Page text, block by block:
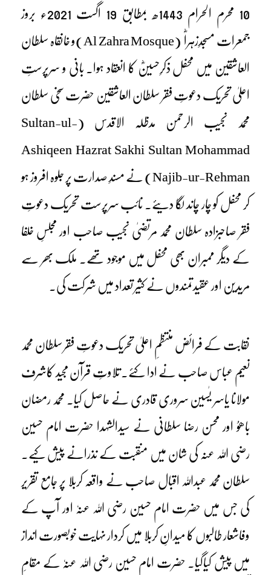
10 محرم الحرام 1443ھ بمطابق 19 اگست 2021ء بروز
جمعرات مسجدِزہراؓ (Al Zahra Mosque)و خانقاہ سلطان
العاشقین میں محفل ذکرِحسینؓ کا انعقاد ہوا۔ بانی و سرپرستِ
اعلیٰ تحریک دعوتِ فقر سلطان العاشقین حضرت سخی سلطان
محمد نجیب الرحمن مدظلہ الاقدس (Sultan-ul-
Ashiqeen Hazrat Sakhi Sultan Mohammad
Najib-ur-Rehman) نے مسندِ صدارت پر جلوہ افروز ہو
کر محفل کو چار چاند لگا دیئے۔ نائب سرپرست تحریک دعوتِ
فقر صاحبزادہ سلطان محمد مرتضیٰ نجیب صاحب اور مجلسِ خلفا
کے دیگر ممبران بھی محفل میں موجود تھے۔ ملک بھر سے
مریدین اور عقیدتمندوں نے کثیر تعداد میں شرکت کی۔
نقابت کے فرائض منتظمِ اعلیٰ تحریک دعوتِ فقر سلطان محمد
نعیم عباس صاحب نے ادا کئے۔ تلاوتِ قرآن مجید کاشرف
مولانا یاسر یٰسین سروری قادری نے حاصل کیا۔ محمد رمضان
باھوُ اور محسن رضا سلطانی نے سیدالشہدا حضرت امام حسین
رضی اللہ عنہ کی شان میں منقبت کے نذرانے پیش کیے۔
سلطان محمد عبداللہ اقبال صاحب نے واقعہ کربلا پر جامع تقریر
کی جس میں حضرت امام حسین رضی اللہ عنہٗ اور آپ کے
وفاشعار طالبوں کا میدانِ کربلا میں کردار نہایت خوبصورت انداز
میں پیش کیاگیا۔ حضرت امام حسین رضی اللہ عنہٗ کے مقامِ